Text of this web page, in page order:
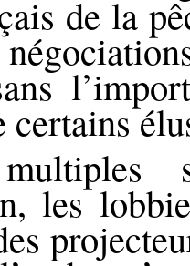
de la
certains
les